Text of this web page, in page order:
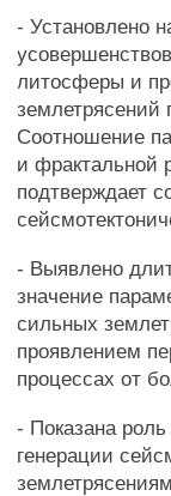
- Установлено
литосферы и
Соотношение
и фрактальной
подтверждает
- Выявлено
значение
сильных
проявлением
процессах от
- Показана
генерации